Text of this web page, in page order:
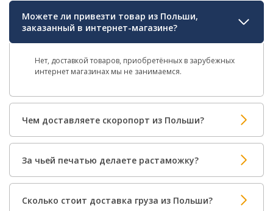
Можете ли привезти товар из Польши,
заказанный в интернет-магазине?
Нет, доставкой товаров, приобретённых в зарубежных
интернет магазинах мы не занимаемся.
Чем доставляете скоропорт из Польши?
За чьей печатью делаете растаможку?
Сколько стоит доставка груза из Польши?